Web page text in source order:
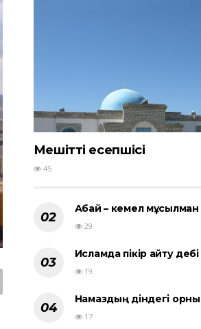
Мешіттің есепшісі
45
Абай – кемел мұсылман
29
Исламда пікір айту
19
Намаздың діндегі орны
17